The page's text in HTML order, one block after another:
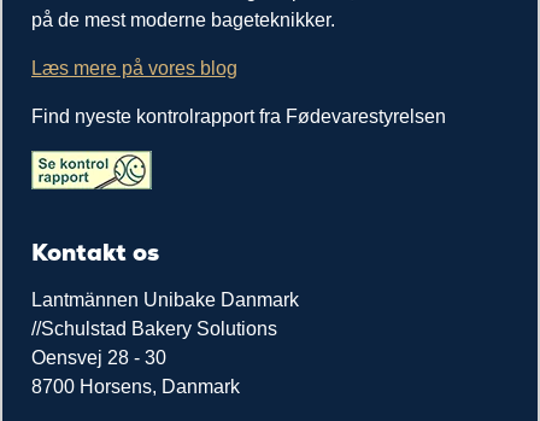
på de mest moderne bageteknikker.
Læs mere på vores blog
Find nyeste kontrolrapport fra Fødevarestyrelsen
Kontakt os
Lantmännen Unibake Danmark
//Schulstad Bakery Solutions
Oensvej 28 - 30
8700 Horsens, Danmark